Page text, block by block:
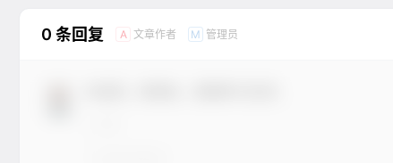
0 条回复 A 文章作者 M 管理员